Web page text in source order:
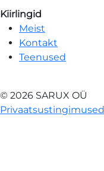
Kiirlingid
Meist
Kontakt
Teenused
© 2026 SARUX OÜ
Privaatsustingimused